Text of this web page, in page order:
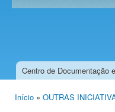
Menu principal
Centro de Documentação
Início » OUTRAS